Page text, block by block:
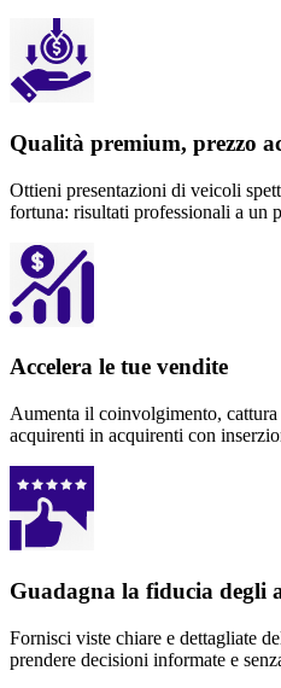
Qualità premium, prezzo
Ottieni presentazioni di veicoli
fortuna: risultati professionali a un
Accelera le tue vendite
Aumenta il coinvolgimento,
acquirenti in acquirenti con
Guadagna la fiducia degli
Fornisci viste chiare e dettagliate
prendere decisioni informate e